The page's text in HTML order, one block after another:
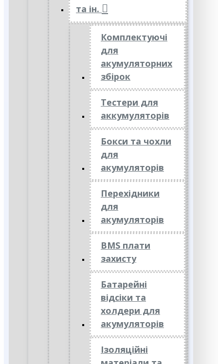
та ін.
Комплектуючі
для
акумуляторних
збірок
Тестери для
аккумуляторів
Бокси та чохли
для
акумуляторів
Перехідники
для
акумуляторів
BMS плати
захисту
Батарейні
відсіки та
холдери для
акумуляторів
Ізоляційні